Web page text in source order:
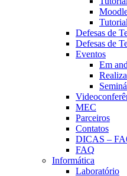
Defesas de
Defesas de
Eventos
Em
MEC
Parceiros
Contatos
DICAS –
FAQ
Informática
Laboratório